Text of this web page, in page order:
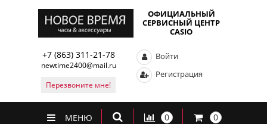
ОФИЦИАЛЬНЫЙ
СЕРВИСНЫЙ ЦЕНТР
CASIO
+7 (863) 311-21-78
newtime2400@mail.ru
Перезвоните мне!
Войти
Регистрация
МЕНЮ 0 0